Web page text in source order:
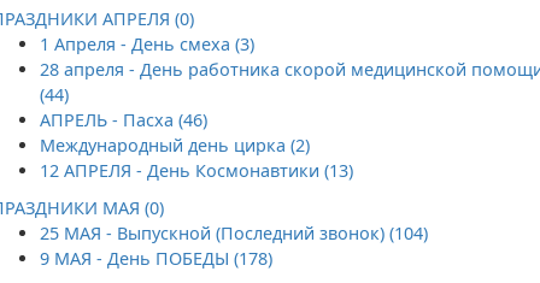
АПРЕЛЯ (0)
1 Апреля - День смеха (3)
28 апреля - День работника скорой медицинской
(44)
АПРЕЛЬ - Пасха (46)
Международный день цирка (2)
12 АПРЕЛЯ - День Космонавтики (13)
МАЯ (0)
25 МАЯ - Выпускной (Последний звонок) (104)
9 МАЯ - День ПОБЕДЫ (178)